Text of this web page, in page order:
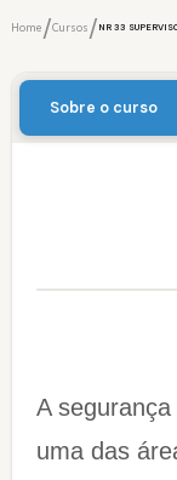
Home/Cursos/ NR 33
Sobre o curso
A
uma das